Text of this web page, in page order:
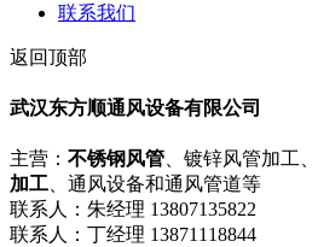
联系我们
返回顶部
武汉东方顺通风设备有限公司
主营： 不锈钢风管、镀锌风管加工、
加工、通风设备和通风管道等
联系人：朱经理 13807135822
联系人：丁经理 13871118844